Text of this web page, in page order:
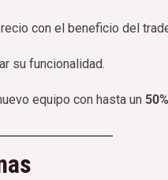
con el beneficio del
su funcionalidad.
equipo con hasta un